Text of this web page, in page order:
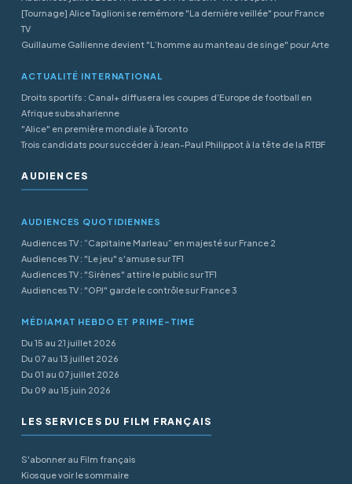
[Tournage] Alice Taglioni se remémore "La dernière veillée" pour France
TV
Guillaume Gallienne devient "L’homme au manteau de singe" pour Arte
ACTUALITÉ INTERNATIONAL
Droits sportifs : Canal+ diffusera les coupes d’Europe de football en
Afrique subsaharienne
"Alice" en première mondiale à Toronto
Trois candidats pour succéder à Jean-Paul Philippot à la tête de la RTBF
AUDIENCES
AUDIENCES QUOTIDIENNES
Audiences TV : “Capitaine Marleau” en majesté sur France 2
Audiences TV : "Le jeu" s'amuse sur TF1
Audiences TV : "Sirènes" attire le public sur TF1
Audiences TV : "OPJ" garde le contrôle sur France 3
MÉDIAMAT HEBDO ET PRIME-TIME
Du 15 au 21 juillet 2026
Du 07 au 13 juillet 2026
Du 01 au 07 juillet 2026
Du 09 au 15 juin 2026
LES SERVICES DU FILM FRANÇAIS
S'abonner au Film français
Kiosque voir le sommaire